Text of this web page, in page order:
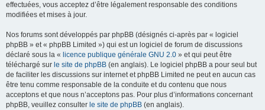
effectuées, vous acceptez d’être légalement responsable des conditions
modifiées et mises à jour.
Nos forums sont développés par phpBB (désignés ci-après par « logiciel
phpBB » et « phpBB Limited ») qui est un logiciel de forum de discussions
déclaré sous la « licence publique générale GNU 2.0 » et qui peut être
téléchargé sur le site de phpBB (en anglais). Le logiciel phpBB a pour seul but
de faciliter les discussions sur internet et phpBB Limited ne peut en aucun cas
être tenu comme responsable de la conduite et du contenu que nous
acceptons et que nous n’acceptons pas. Pour plus d’informations concernant
phpBB, veuillez consulter le site de phpBB (en anglais).